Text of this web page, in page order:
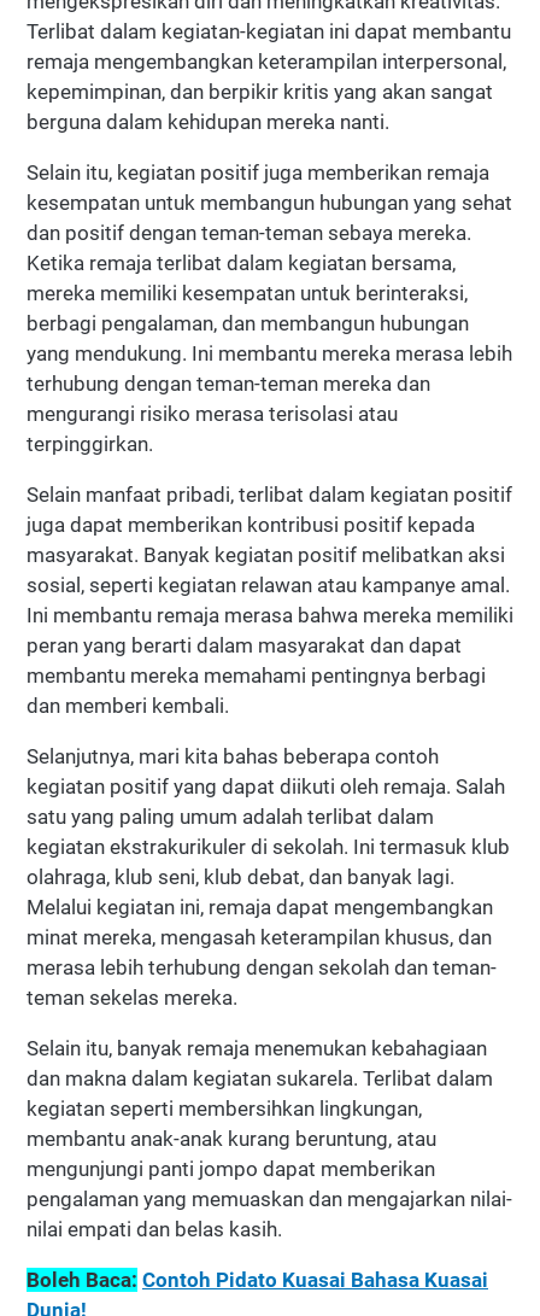
Terlibat dalam kegiatan-kegiatan ini dapat membantu
remaja mengembangkan keterampilan interpersonal,
kepemimpinan, dan berpikir kritis yang akan sangat
berguna dalam kehidupan mereka nanti.
Selain itu, kegiatan positif juga memberikan remaja
kesempatan untuk membangun hubungan yang sehat
dan positif dengan teman-teman sebaya mereka.
Ketika remaja terlibat dalam kegiatan bersama,
mereka memiliki kesempatan untuk berinteraksi,
berbagi pengalaman, dan membangun hubungan
yang mendukung. Ini membantu mereka merasa lebih
terhubung dengan teman-teman mereka dan
mengurangi risiko merasa terisolasi atau
terpinggirkan.
Selain manfaat pribadi, terlibat dalam kegiatan positif
juga dapat memberikan kontribusi positif kepada
masyarakat. Banyak kegiatan positif melibatkan aksi
sosial, seperti kegiatan relawan atau kampanye amal.
Ini membantu remaja merasa bahwa mereka memiliki
peran yang berarti dalam masyarakat dan dapat
membantu mereka memahami pentingnya berbagi
dan memberi kembali.
Selanjutnya, mari kita bahas beberapa contoh
kegiatan positif yang dapat diikuti oleh remaja. Salah
satu yang paling umum adalah terlibat dalam
kegiatan ekstrakurikuler di sekolah. Ini termasuk klub
olahraga, klub seni, klub debat, dan banyak lagi.
Melalui kegiatan ini, remaja dapat mengembangkan
minat mereka, mengasah keterampilan khusus, dan
merasa lebih terhubung dengan sekolah dan teman-
teman sekelas mereka.
Selain itu, banyak remaja menemukan kebahagiaan
dan makna dalam kegiatan sukarela. Terlibat dalam
kegiatan seperti membersihkan lingkungan,
membantu anak-anak kurang beruntung, atau
mengunjungi panti jompo dapat memberikan
pengalaman yang memuaskan dan mengajarkan nilai-
nilai empati dan belas kasih.
Boleh Baca: Contoh Pidato Kuasai Bahasa Kuasai
Dunia!